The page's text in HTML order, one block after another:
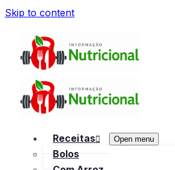
Skip to content
Receitas Open menu
Bolos